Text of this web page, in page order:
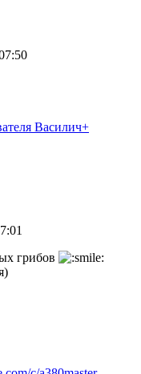
Василич+
грибов